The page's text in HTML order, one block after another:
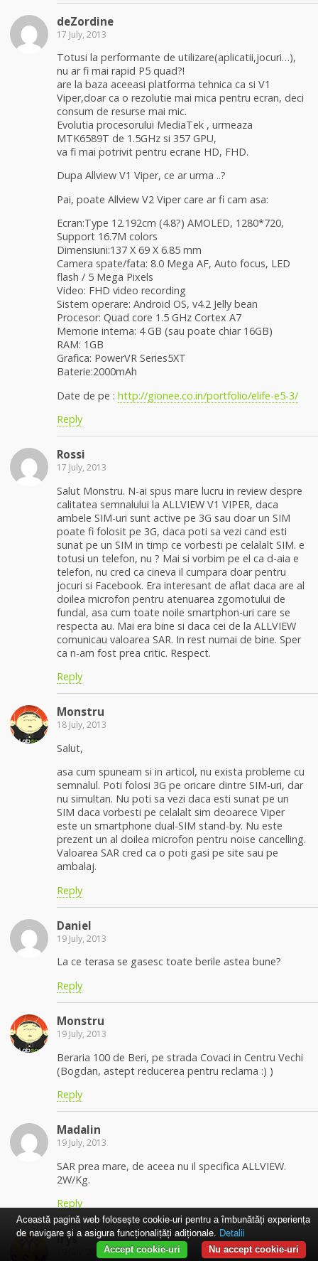
deZordine
17 July, 2013
Totusi la performante de utilizare(aplicatii,jocuri…),
nu ar fi mai rapid P5 quad?!
are la baza aceeasi platforma tehnica ca si V1
Viper,doar ca o rezolutie mai mica pentru ecran, deci
consum de resurse mai mic.
Evolutia procesorului MediaTek , urmeaza
MTK6589T de 1.5GHz si 357 GPU,
va fi mai potrivit pentru ecrane HD, FHD.
Dupa Allview V1 Viper, ce ar urma ..?
Pai, poate Allview V2 Viper care ar fi cam asa:
Ecran:Type 12.192cm (4.8?) AMOLED, 1280*720,
Support 16.7M colors
Dimensiuni:137 X 69 X 6.85 mm
Camera spate/fata: 8.0 Mega AF, Auto focus, LED
flash / 5 Mega Pixels
Video: FHD video recording
Sistem operare: Android OS, v4.2 Jelly bean
Procesor: Quad core 1.5 GHz Cortex A7
Memorie interna: 4 GB (sau poate chiar 16GB)
RAM: 1GB
Grafica: PowerVR Series5XT
Baterie:2000mAh
Date de pe : http://gionee.co.in/portfolio/elife-e5-3/
Reply
Rossi
17 July, 2013
Salut Monstru. N-ai spus mare lucru in review despre
calitatea semnalului la ALLVIEW V1 VIPER, daca
ambele SIM-uri sunt active pe 3G sau doar un SIM
poate fi folosit pe 3G, daca poti sa vezi cand esti
sunat pe un SIM in timp ce vorbesti pe celalalt SIM. e
totusi un telefon, nu ? Mai si vorbim pe el ca d-aia e
telefon, nu cred ca cineva il cumpara doar pentru
jocuri si Facebook. Era interesant de aflat daca are al
doilea microfon pentru atenuarea zgomotului de
fundal, asa cum toate noile smartphon-uri care se
respecta au. Mai era bine si daca cei de la ALLVIEW
comunicau valoarea SAR. In rest numai de bine. Sper
ca n-am fost prea critic. Respect.
Reply
Monstru
18 July, 2013
Salut,
asa cum spuneam si in articol, nu exista probleme cu
semnalul. Poti folosi 3G pe oricare dintre SIM-uri, dar
nu simultan. Nu poti sa vezi daca esti sunat pe un
SIM daca vorbesti pe celalalt sim deoarece Viper
este un smartphone dual-SIM stand-by. Nu este
prezent un al doilea microfon pentru noise cancelling.
Valoarea SAR cred ca o poti gasi pe site sau pe
ambalaj.
Reply
Daniel
19 July, 2013
La ce terasa se gasesc toate berile astea bune?
Reply
Monstru
19 July, 2013
Beraria 100 de Beri, pe strada Covaci in Centru Vechi
(Bogdan, astept reducerea pentru reclama :) )
Reply
Madalin
19 July, 2013
SAR prea mare, de aceea nu il specifica ALLVIEW.
2W/Kg.
Reply
Irys
19 July, 2013
Această pagină web folosește cookie-uri pentru a îmbunătăți experiența
de navigare și a asigura funcționalițăți adiționale. Detalii
Nu accept cookie-uri
Accept cookie-uri